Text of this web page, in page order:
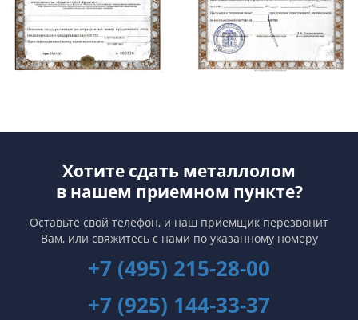
Хотите сдать металлолом
в нашем приемном пункте?
Оставьте свой телефон, и наш приемщик перезвонит
Вам, или свяжитесь с нами по указанному номеру
+7 (495) 215-28-00
+7 (925) 144-33-37